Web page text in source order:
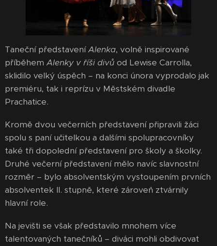
Taneční představeníAlenka, volně inspirované
příběhem Alenky v říši divů od Lewise Carrolla,
sklidilo velký úspěch – na konci února vyprodalo jak
premiéru, tak i reprízu v Městském divadle
Prachatice.
Kromě dvou večerních představení připravili žáci
spolu s paní učitelkou a dalšími spolupracovníky
také tři dopolední představení pro školy a školky.
Druhé večerní představení mělo navíc slavnostní
rozměr – bylo absolventským vystoupením prvních
absolventek II. stupně, které zároveň ztvárnily
hlavní role.
Na jevišti se však představilo mnohem více
talentovaných tanečníků – diváci mohli obdivovat